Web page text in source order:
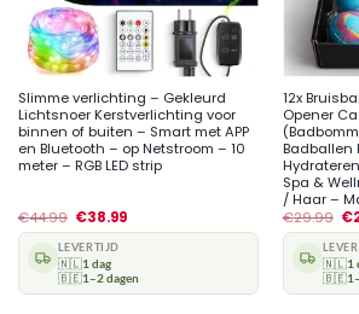
Slimme verlichting – Gekleurd
Lichtsnoer Kerstverlichting voor
binnen of buiten – Smart met APP
en Bluetooth – op Netstroom – 10
meter – RGB LED strip
€44.99 €38.99
LEVERTIJD
🇳🇱1 dag
🇧🇪1–2 dagen
12x
Opener
Badballen
Spa &
/ Haar –
€29.99 €
🇳🇱1
🇧🇪